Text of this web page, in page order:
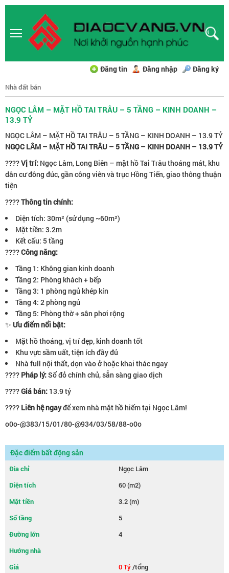
Đăng tin Đăng nhập Đăng ký
Nhà đất bán
NGỌC LÂM – MẶT HỒ TAI TRÂU – 5 TẦNG – KINH DOANH –
13.9 TỶ
NGỌC LÂM – MẶT HỒ TAI TRÂU – 5 TẦNG – KINH DOANH – 13.9 TỶ
NGỌC LÂM – MẶT HỒ TAI TRÂU – 5 TẦNG – KINH DOANH – 13.9 TỶ
????Vị trí: Ngọc Lâm, Long Biên – mặt hồ Tai Trâu thoáng mát, khu
dân cư đông đúc, gần công viên và trục Hồng Tiến, giao thông thuận
tiện
????Thông tin chính:
Diện tích: 30m² (sử dụng ~60m²)
Mặt tiền: 3.2m
Kết cấu: 5 tầng
????Công năng:
Tầng 1: Không gian kinh doanh
Tầng 2: Phòng khách + bếp
Tầng 3: 1 phòng ngủ khép kín
Tầng 4: 2 phòng ngủ
Tầng 5: Phòng thờ + sân phơi rộng
✨ Ưu điểm nổi bật:
Mặt hồ thoáng, vị trí đẹp, kinh doanh tốt
Khu vực sầm uất, tiện ích đầy đủ
Nhà full nội thất, dọn vào ở hoặc khai thác ngay
???? Pháp lý:Sổ đỏ chính chủ, sẵn sàng giao dịch
????Giá bán: 13.9 tỷ
???? Liên hệ ngayđể xem nhà mặt hồ hiếm tại Ngọc Lâm!
o0o-@383/15/01/80-@934/03/58/88-o0o
Đặc điểm bất động sản
Địa chỉ
Ngọc Lâm
Diện tích
60 (m2)
Mặt tiền
3.2 (m)
Số tầng
5
Đường lớn
4
Hướng nhà
Giá
0 Tỷ/tổng